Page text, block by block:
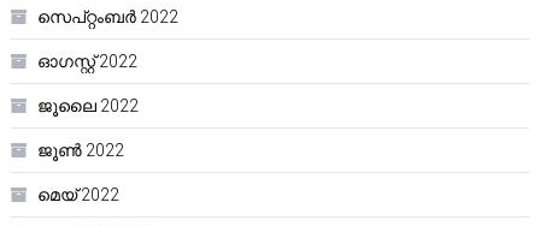
സെപ്റ്റംബർ 2022
ഓഗസ്റ്റ്‌ 2022
ജൂലൈ 2022
ജൂൺ 2022
മെയ്‌ 2022